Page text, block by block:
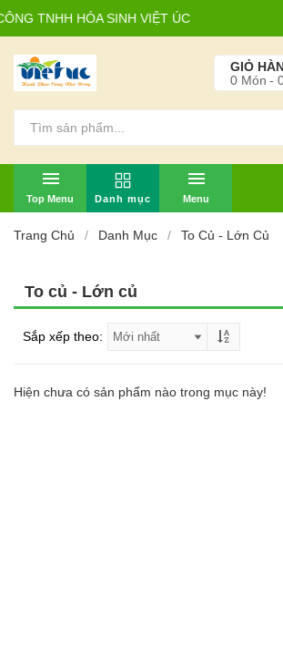
TNHH HÓA SINH VIỆT ÚC
GIỎ
0 Món
TOP MENU MENU
Trang Chủ Danh Mục To Củ - Lớn Củ
To củ - Lớn củ
Sắp xếp theo:
Hiện chưa có sản phẩm nào trong mục này!